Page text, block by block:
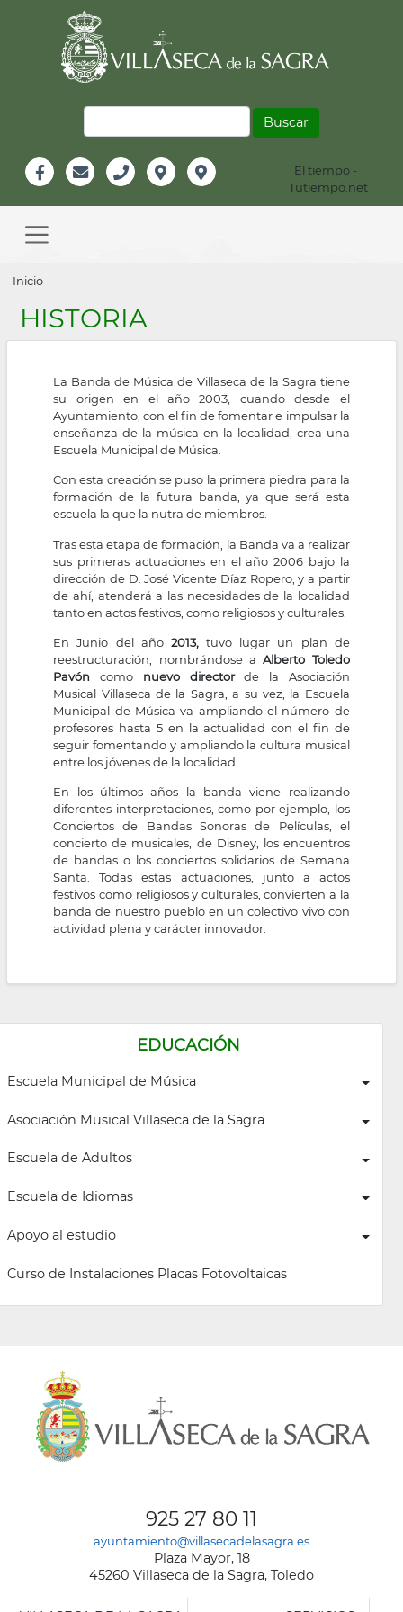
Información
Header
El tiempo -
Tutiempo.net
navigation
Sobrescribir
enlaces
de
ayuda
navegación
Inicio
EDUCACIÓN
Escuela Municipal de Música
Asociación Musical Villaseca de la Sagra
Escuela de Adultos
Escuela de Idiomas
Apoyo al estudio
Curso de Instalaciones Placas Fotovoltaicas
HISTORIA
La Banda de Música de Villaseca de la Sagra tiene
su origen en el año 2003, cuando desde el
Ayuntamiento, con el fin de fomentar e impulsar la
enseñanza de la música en la localidad, crea una
Escuela Municipal de Música.
Con esta creación se puso la primera piedra para la
formación de la futura banda, ya que será esta
escuela la que la nutra de miembros.
Tras esta etapa de formación, la Banda va a realizar
sus primeras actuaciones en el año 2006 bajo la
dirección de D. José Vicente Díaz Ropero, y a partir
de ahí, atenderá a las necesidades de la localidad
tanto en actos festivos, como religiosos y culturales.
En Junio del año 2013, tuvo lugar un plan de
reestructuración, nombrándose a Alberto Toledo
Pavón
como nuevo directorde la Asociación
Musical Villaseca de la Sagra, a su vez, la Escuela
Municipal de Música va ampliando el número de
profesores hasta 5 en la actualidad con el fin de
seguir fomentando y ampliando la cultura musical
entre los jóvenes de la localidad.
En los últimos años la banda viene realizando
diferentes interpretaciones, como por ejemplo, los
Conciertos de Bandas Sonoras de Películas, el
concierto de musicales, de Disney, los encuentros
de bandas o los conciertos solidarios de Semana
Santa. Todas estas actuaciones, junto a actos
festivos como religiosos y culturales, convierten a la
banda de nuestro pueblo en un colectivo vivo con
actividad plena y carácter innovador.
925 27 80 11
ayuntamiento@villasecadelasagra.es
Plaza Mayor, 18
45260 Villaseca de la Sagra, Toledo